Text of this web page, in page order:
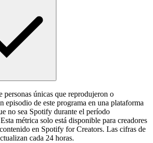
personas únicas que reprodujeron o
episodio de este programa en una plataforma
no sea Spotify durante el período
métrica solo está disponible para creadores
en Spotify for Creators. Las cifras de
cada 24 horas.